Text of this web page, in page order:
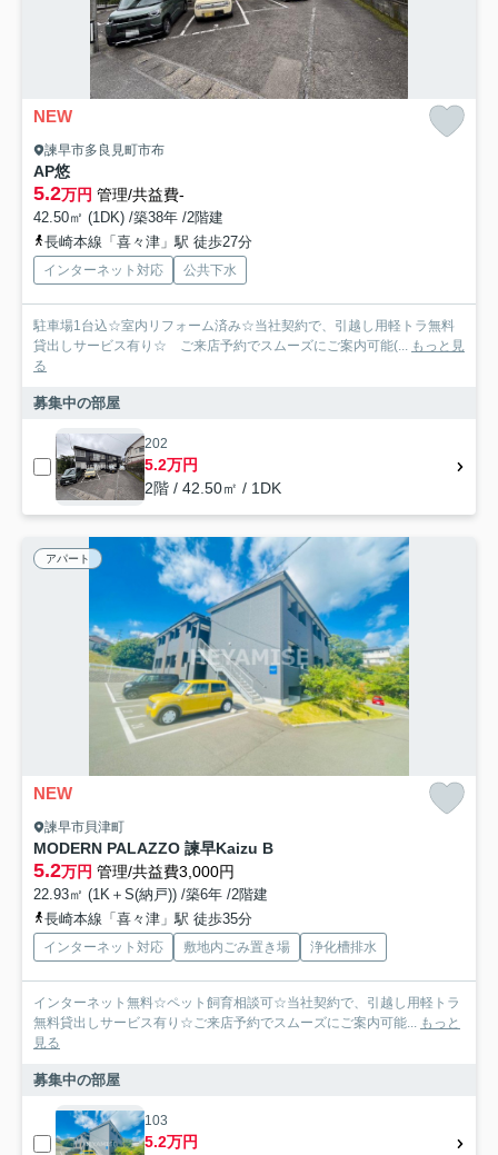
NEW
諫早市多良見町市布
AP悠
5.2万円 管理/共益費-
42.50㎡ (1DK) /築38年 /2階建
長崎本線「喜々津」駅 徒歩27分
インターネット対応 公共下水
駐車場1台込☆室内リフォーム済み☆当社契約で、引越し用軽トラ無料
貸出しサービス有り☆ ご来店予約でスムーズにご案内可能(... もっと見
る
募集中の部屋
202
5.2万円
2階 / 42.50㎡ / 1DK
アパート
NEW
諫早市貝津町
MODERN PALAZZO 諫早Kaizu B
5.2万円 管理/共益費3,000円
22.93㎡ (1K＋S(納戸)) /築6年 /2階建
長崎本線「喜々津」駅 徒歩35分
インターネット対応 敷地内ごみ置き場 浄化槽排水
インターネット無料☆ペット飼育相談可☆当社契約で、引越し用軽トラ
無料貸出しサービス有り☆ご来店予約でスムーズにご案内可能... もっと
見る
募集中の部屋
103
5.2万円